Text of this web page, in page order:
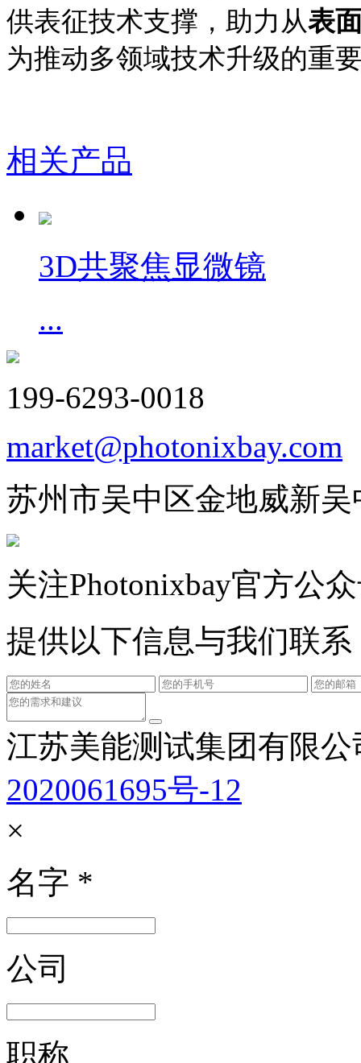
供表征技术支撑，助力从表
为推动多领域技术升级的重
相关产品
3D共聚焦显微镜
...
199-6293-0018
market@photonixbay.com
苏州市吴中区金地威新
关注Photonixbay官方公
提供以下信息与我们联
江苏美能测试集团有限公
2020061695号-12
×
名字 *
公司
职称